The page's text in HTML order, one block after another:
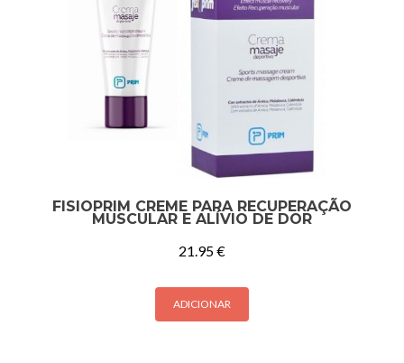
FISIOPRIM CREME PARA RECUPERAÇÃO
MUSCULAR E ALÍVIO DE DOR
21.95€
ADICIONAR